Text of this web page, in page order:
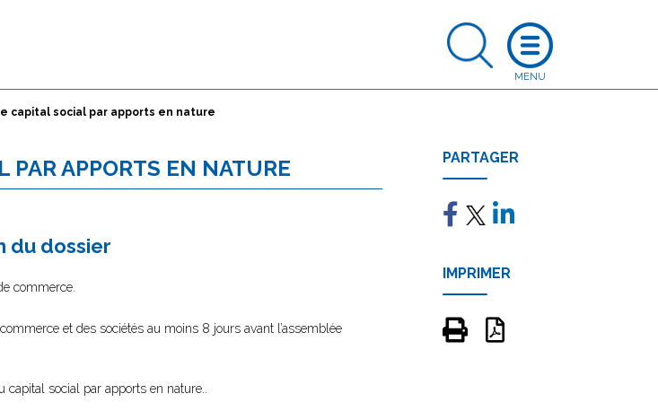
capital social par apports en nature
PAR APPORTS EN NATURE
du dossier
commerce.
et des sociétés au moins 8 jours avant l’assemblée
social par apports en nature..
PARTAGER
IMPRIMER